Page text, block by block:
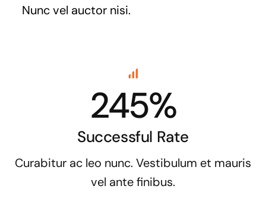
Nunc vel auctor nisi.
245%
Successful Rate
Curabitur ac leo nunc. Vestibulum et mauris
vel ante finibus.